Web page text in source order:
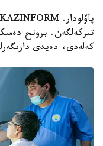
تىركەلگەن. برونح
كەلەدى، دەيدى